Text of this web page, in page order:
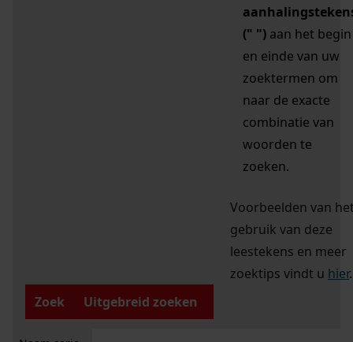
(" ") aan het begin
en einde van uw
zoektermen om
naar de exacte
combinatie van
woorden te
zoeken.
Voorbeelden van
gebruik van deze
leestekens en meer
zoektips vindt u hier.
Zoek
Uitgebreid zoeken